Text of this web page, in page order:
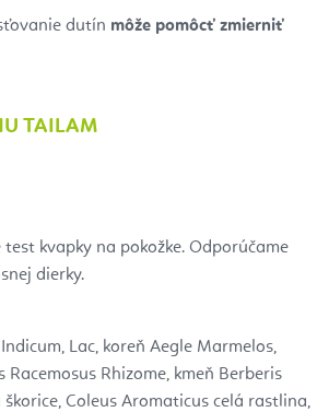
dutín môže pomôcť zmierniť
TAILAM
kvapky na pokožke. Odporúčame
dierky.
Lac, koreň Aegle Marmelos,
Rhizome, kmeň Berberis
Coleus Aromaticus celá rastlina,